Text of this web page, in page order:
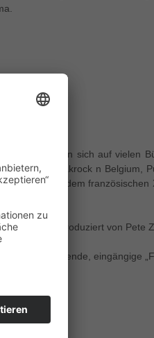
Sie haben sich auf vielen
wie Brakrock n Belgium,
Festival, dem französischen
aufwarten. Produziert von Pete
das mitreißende, eingängige